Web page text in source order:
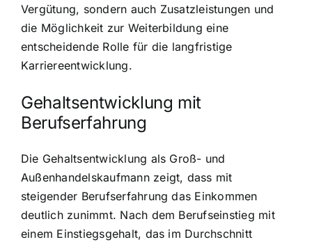
Vergütung, sondern auch Zusatzleistungen und
die Möglichkeit zur Weiterbildung eine
entscheidende Rolle für die langfristige
Karriereentwicklung.
Gehaltsentwicklung mit
Berufserfahrung
Die Gehaltsentwicklung als Groß- und
Außenhandelskaufmann zeigt, dass mit
steigender Berufserfahrung das Einkommen
deutlich zunimmt. Nach dem Berufseinstieg mit
einem Einstiegsgehalt, das im Durchschnitt